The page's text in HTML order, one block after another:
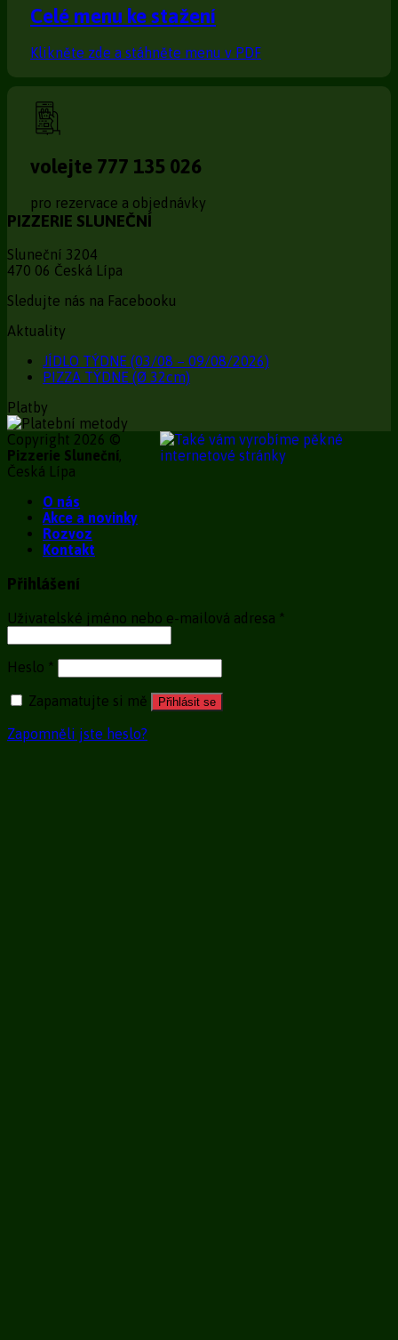
Celé menu ke stažení
Klikněte zde a stáhněte menu v PDF
volejte 777 135 026
pro rezervace a objednávky
PIZZERIE SLUNEČNÍ
Sluneční 3204
470 06 Česká Lípa
Sledujte nás na Facebooku
Aktuality
JÍDLO TÝDNE (03/08 – 09/08/2026)
PIZZA TÝDNE (Ø 32cm)
Platby
Copyright 2026 ©
Pizzerie Sluneční,
Česká Lípa
O nás
Akce a novinky
Rozvoz
Kontakt
Přihlášení
Uživatelské jméno nebo e-mailová adresa *
Heslo *
Zapamatujte si mě Přihlásit se
Zapomněli jste heslo?